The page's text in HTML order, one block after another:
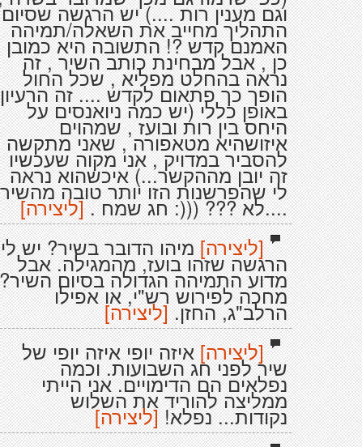
וגם מענין רות ....) יש הרגשה שסיום
התהליך מחייב את השאלה/תמיהה
האמנם קדש ?! התשובה היא כמובן
כן , אבל מבחינת כותב השיר , זה
נראה בהחלט מפליא , שכל החול
הופך כך פתאום לקדש .... זה הרעיון
באופן כללי (יש כמה ניואנסים על
היחס בין רות ובועז , שמהוים
איזושהיא מטאפורה , שאני מתקשה
להסביר במדויק , אני מקוה שעכשיו
זה יובן מההקשר...) איכשהוא נראה
לי שהפרשנות הזו יותר טובה מהשיר
....לא ??? (((: חג שמח .[ליצירה]
[ליצירה]מיהו הדובר בשיר? יש לי
הרגשה שזהו בועז, מהמגילה. אבל
מדוע התמיהה הגדולה בסיום השיר?
מחכה לפירוש רש"י, או אפילו
הרלב"ג, החזן. [ליצירה]
[ליצירה]איזה יופי איזה יופי של
שיר לפני חג השבועות. וכמה
נפלאים הם הדימויים. אני הייתי
ממליצה להוריד את השלוש
נקודות... נפלא![ליצירה]